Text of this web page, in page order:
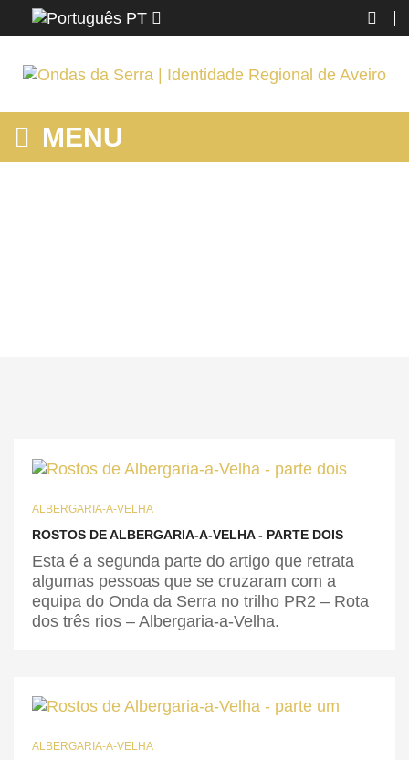
PT
MENU
ALBERGARIA-A-VELHA
ROSTOS DE ALBERGARIA-A-VELHA - PARTE DOIS
Esta é a segunda parte do artigo que retrata
algumas pessoas que se cruzaram com a
equipa do Onda da Serra no trilho PR2 – Rota
dos três rios – Albergaria-a-Velha.
ALBERGARIA-A-VELHA